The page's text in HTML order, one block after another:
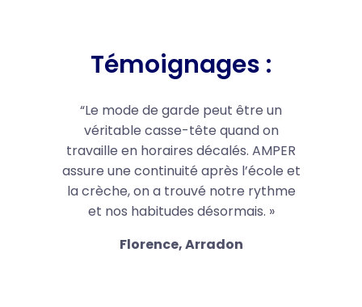
Témoignages :
“Le mode de garde peut être un
véritable casse-tête quand on
travaille en horaires décalés. AMPER
assure une continuité après l’école et
la crèche, on a trouvé notre rythme
et nos habitudes désormais. »
Florence, Arradon